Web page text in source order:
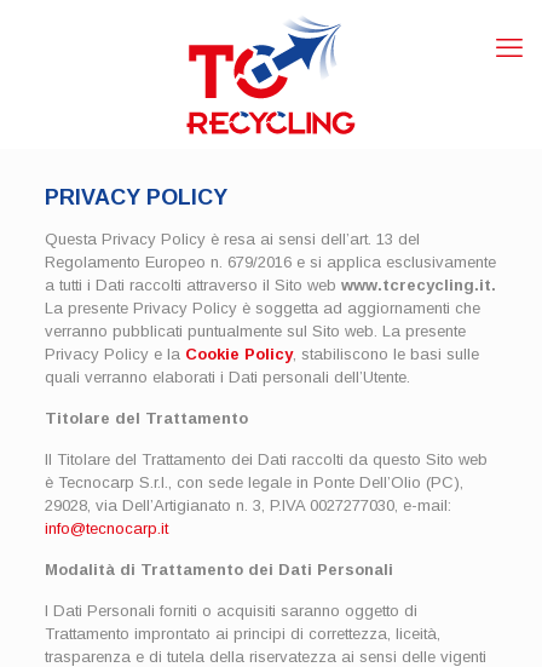
PRIVACY POLICY
Questa Privacy Policy è resa ai sensi dell’art. 13 del
Regolamento Europeo n. 679/2016 e si applica esclusivamente
a tutti i Dati raccolti attraverso il Sito web www.tcrecycling.it.
La presente Privacy Policy è soggetta ad aggiornamenti che
verranno pubblicati puntualmente sul Sito web. La presente
Privacy Policy e la Cookie Policy, stabiliscono le basi sulle
quali verranno elaborati i Dati personali dell’Utente.
Titolare del Trattamento
Il Titolare del Trattamento dei Dati raccolti da questo Sito web
è Tecnocarp S.r.l., con sede legale in Ponte Dell’Olio (PC),
29028, via Dell’Artigianato n. 3, P.IVA 0027277030, e-mail:
info@tecnocarp.it
Modalità di Trattamento dei Dati Personali
I Dati Personali forniti o acquisiti saranno oggetto di
Trattamento improntato ai principi di correttezza, liceità,
trasparenza e di tutela della riservatezza ai sensi delle vigenti